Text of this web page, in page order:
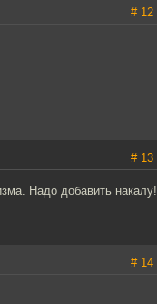
# 12
# 13
Надо добавить накалу!
# 14